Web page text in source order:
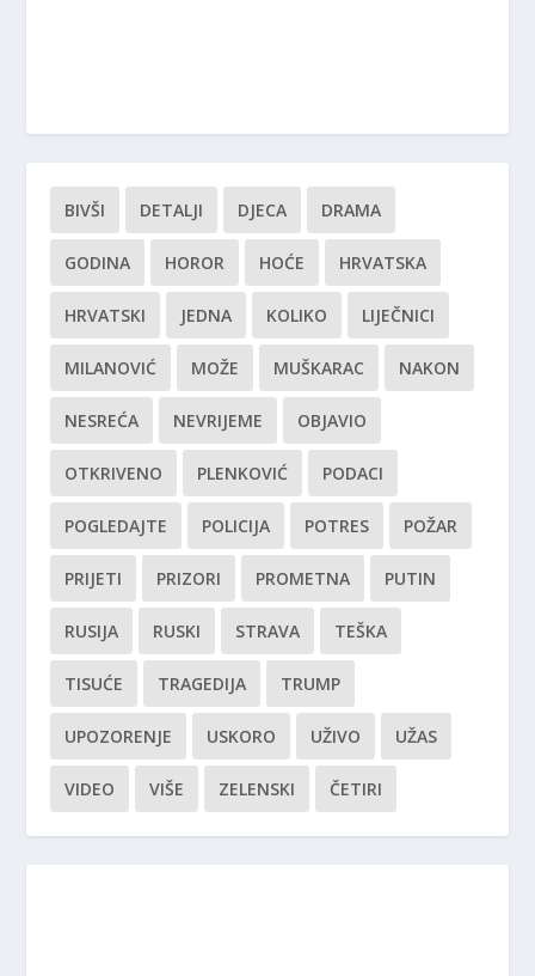
BIVŠI DETALJI DJECA DRAMA
GODINA HOROR HOĆE HRVATSKA
HRVATSKI JEDNA KOLIKO LIJEČNICI
MILANOVIĆ MOŽE MUŠKARAC NAKON
NESREĆA NEVRIJEME OBJAVIO
OTKRIVENO PLENKOVIĆ PODACI
POGLEDAJTE POLICIJA POTRES POŽAR
PRIJETI PRIZORI PROMETNA PUTIN
RUSIJA RUSKI STRAVA TEŠKA
TISUĆE TRAGEDIJA TRUMP
UPOZORENJE USKORO UŽIVO UŽAS
VIDEO VIŠE ZELENSKI ČETIRI